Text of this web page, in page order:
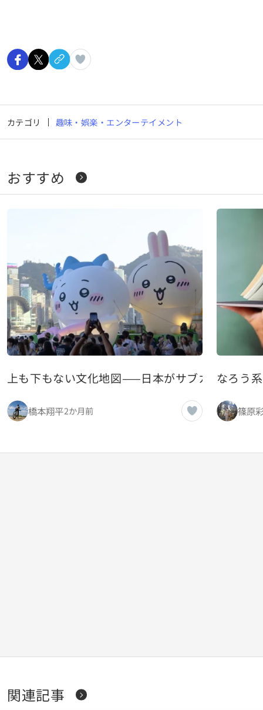
カテゴリ 趣味・娯楽・エンターテイメント
おすすめ
上も下もない文化地図——日本がサブカルとハイ
橋本翔平2か月前
なろう
篠原
関連記事